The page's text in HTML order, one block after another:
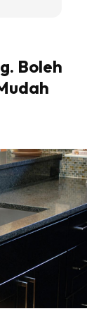
Boleh